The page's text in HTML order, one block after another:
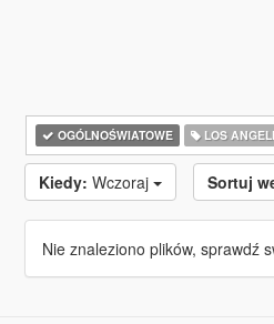
OGÓLNOŚWIATOWE LOS
Kiedy: Wczoraj Sortuj
Nie znaleziono plików, sprawdź